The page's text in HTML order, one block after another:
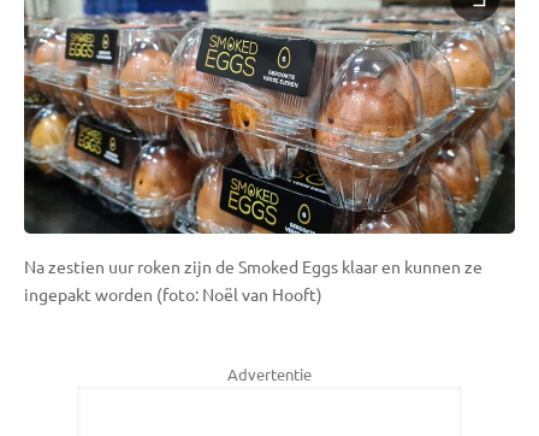
Na zestien uur roken zijn de Smoked Eggs klaar en kunnen ze
ingepakt worden (foto: Noël van Hooft)
Advertentie